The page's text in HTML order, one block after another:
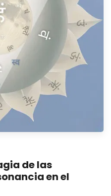
de las
en el